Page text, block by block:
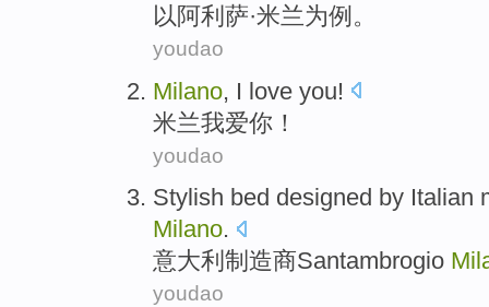
以阿利萨·米兰为例。
youdao
Milano, I love you!
米兰我爱你 ！
youdao
Stylish bed designed by Italian
Milano.
意大利 制造商Santambrogio
youdao